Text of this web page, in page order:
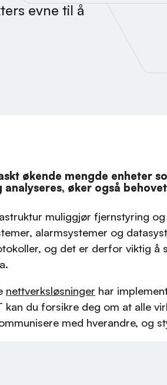
evne til å
økende mengde enheter
analyseres, øker også
muliggjør fjernstyring
alarmsystemer og
og det er derfor viktig å
nettverksløsninger har
du forsikre deg om at alle
med hverandre, og